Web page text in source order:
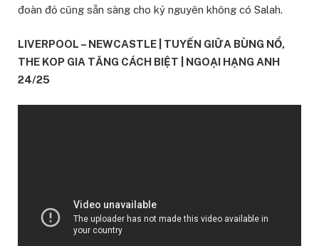
đoàn đỏ cũng sẵn sàng cho kỷ nguyên không có Salah.
LIVERPOOL – NEWCASTLE | TUYẾN GIỮA BÙNG NỔ,
THE KOP GIA TĂNG CÁCH BIỆT | NGOẠI HẠNG ANH
24/25